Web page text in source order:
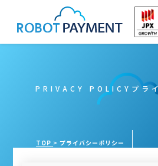
ニュース
PRIVACY POLICY プラ
TOP プライバシーポリシー